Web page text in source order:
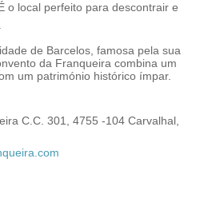
o local perfeito para descontrair e
de Barcelos, famosa pela sua
da Franqueira combina um
um património histórico ímpar.
C.C. 301, 4755 -104 Carvalhal,